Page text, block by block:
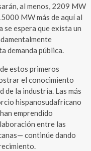
al menos, 2209 MW
MW más de aquí al
espera que exista un
demanda pública.
estos primeros
el conocimiento
de la industria. Las más
hispanosudafricano
emprendido
entre las
continúe dando